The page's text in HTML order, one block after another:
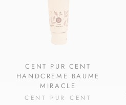
CENT PUR CENT
HANDCREME BAUME
MIRACLE
CENT PUR CENT